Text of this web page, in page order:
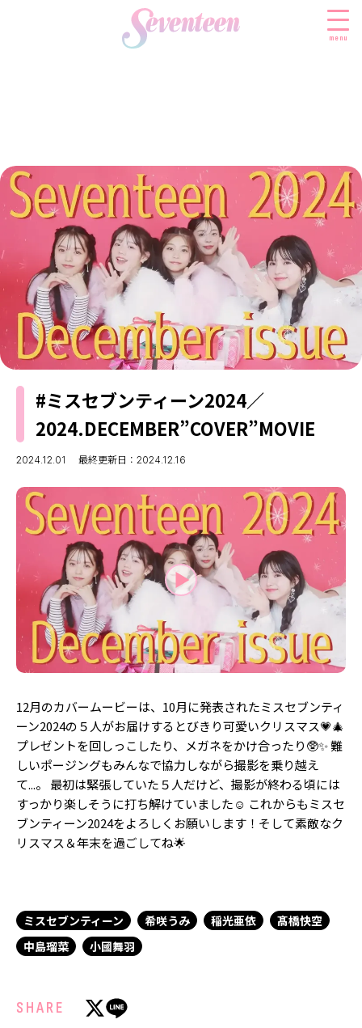
menu
FASHION
ファッションニュース
モデル私服
着回し
着痩せ
BEAUTY
ビューティニュース
トレンドメイク
ベストコスメ
ヘアアレンジ・ヘアケア
スキンケア
ボディケア
SCHOOL
スクールニュース
制服コーデ
学校ヘアメイク
勉強・受験・進路
ENTERTAINMENT
エンタメニュース
なにわ男子
K-POP
LIFESTYLE
ライフスタイルニュース
JKランキング・アワード
おでかけ
お悩み相談
JK TREND
JKトレンドニュース
MODELS
MODEL'S BLOG
TikTok
Instagram
YouTube
FORTUNE
ゲッターズ飯田
MISS SEVENTEEN
ミスセブンティーンニュース
MAGAZINE
バックナンバー
INFORMATION
Seventeenについて
Follow us
ST member
新規会員登録・ログイン
#ミスセブンティーン2024／
2024.DECEMBER”COVER”MOVIE
2024.12.01 最終更新日：2024.12.16
12月のカバームービーは、10月に発表されたミスセブンティ
ーン2024の５人がお届けするとびきり可愛いクリスマス💗🎄
プレゼントを回しっこしたり、メガネをかけ合ったり🥸✨ 難
しいポージングもみんなで協力しながら撮影を乗り越え
て...。 最初は緊張していた５人だけど、撮影が終わる頃には
すっかり楽しそうに打ち解けていました☺️ これからもミスセ
ブンティーン2024をよろしくお願いします！そして素敵なク
リスマス＆年末を過ごしてね🌟
ミスセブンティーン 希咲うみ 稲光亜依
髙橋快空
中島瑠菜
小國舞羽
SHARE